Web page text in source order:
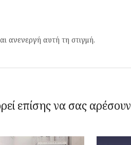
ανενεργή αυτή τη στιγμή.
επίσης να σας αρέσουν